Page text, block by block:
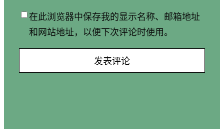
在此浏览器中保存我的显示名称、邮箱地址
和网站地址，以便下次评论时使用。